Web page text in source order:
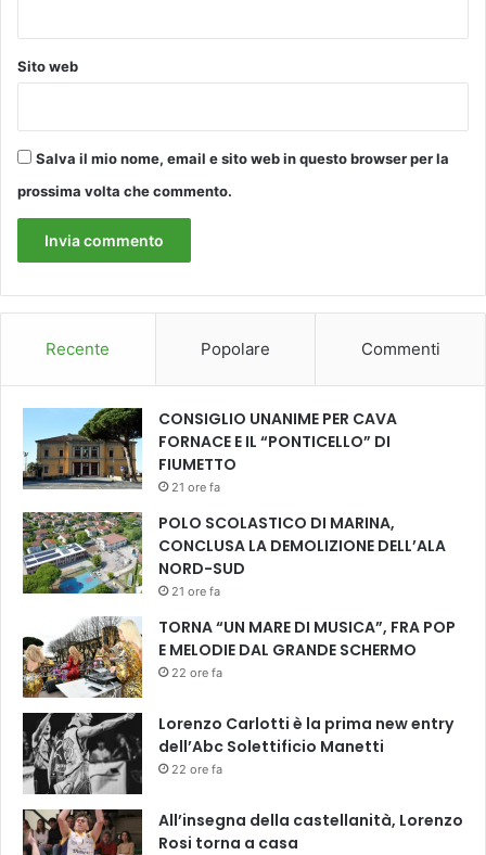
Sito web
Salva il mio nome, email e sito web in questo browser per la
prossima volta che commento.
Recente Popolare Commenti
CONSIGLIO UNANIME PER CAVA
FORNACE E IL “PONTICELLO” DI
FIUMETTO
21 ore fa
POLO SCOLASTICO DI MARINA,
CONCLUSA LA DEMOLIZIONE DELL’ALA
NORD-SUD
21 ore fa
TORNA “UN MARE DI MUSICA”, FRA POP
E MELODIE DAL GRANDE SCHERMO
22 ore fa
Lorenzo Carlotti è la prima new entry
dell’Abc Solettificio Manetti
22 ore fa
All’insegna della castellanità, Lorenzo
Rosi torna a casa